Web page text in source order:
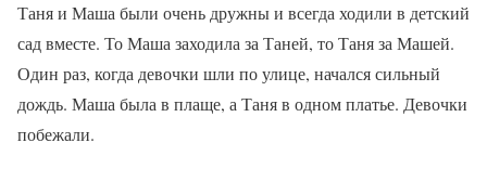
Таня и Маша были очень дружны и всегда ходили в детский
сад вместе. То Маша заходила за Таней, то Таня за Машей.
Один раз, когда девочки шли по улице, начался сильный
дождь. Маша была в плаще, а Таня в одном платье. Девочки
побежали.